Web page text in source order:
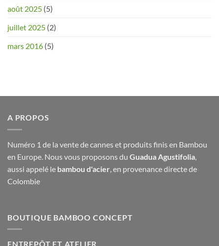
août 2025 (5)
juillet 2025 (2)
mars 2016 (5)
A PROPOS
Numéro 1 de la vente de cannes et produits finis en Bambou
en Europe. Nous vous proposons du Guadua Agustifolia,
aussi appelé le bambou d'acier, en provenance directe de
Colombie
BOUTIQUE BAMBOO CONCEPT
ENTREPÔT ET ATELIER